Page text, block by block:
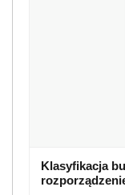
Klasyfikacja